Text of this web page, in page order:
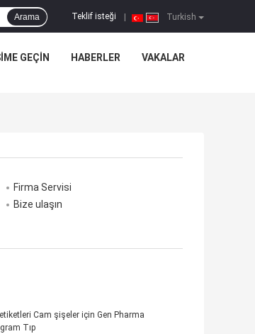
Turkish
Teklif isteği
Arama
GEÇIN HABERLER VAKALAR
Firma Servisi
Bize ulaşın
Cam şişeler için Gen Pharma
Tıp